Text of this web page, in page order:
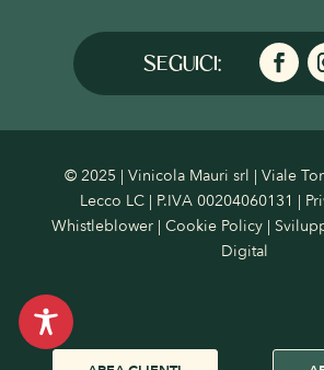
© 2025 | Vinicola Mauri srl | Viale
Lecco LC | P.IVA 00204060131 |
Whistleblower |Cookie Policy |
Digital